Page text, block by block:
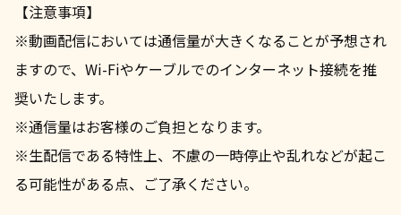
【注意事項】
※動画配信においては通信量が大きくなることが予想され
ますので、Wi-Fiやケーブルでのインターネット接続を推
奨いたします。
※通信量はお客様のご負担となります。
※生配信である特性上、不慮の一時停止や乱れなどが起こ
る可能性がある点、ご了承ください。